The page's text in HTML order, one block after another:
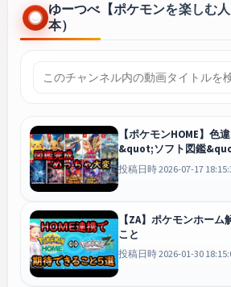
ゆーつべ【ポケモンを楽しむ
本）
【ポケモンHOME】色
&quot;ソフト図鑑
ング【全6ソフト】
投稿日時 2026-07-17
【ZA】ポケモンホーム
こと
投稿日時 2026-01-30